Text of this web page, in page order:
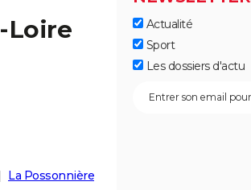
Loire
La Possonnière
Actualité
Sport
Les dossiers d'actu